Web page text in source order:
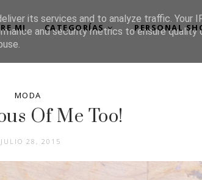
MI CATEGORÍAS PERSONAL
MODA
Of Me Too!
JULIO 28, 2015
its services and to analyze traffic. Your
and security metrics to ensure quality